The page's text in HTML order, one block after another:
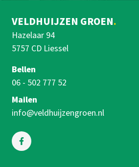
VELDHUIJZEN GROEN
Hazelaar 94
5757 CD Liessel
Bellen
06 - 502 777 52
Mailen
info@veldhuijzengroen.nl